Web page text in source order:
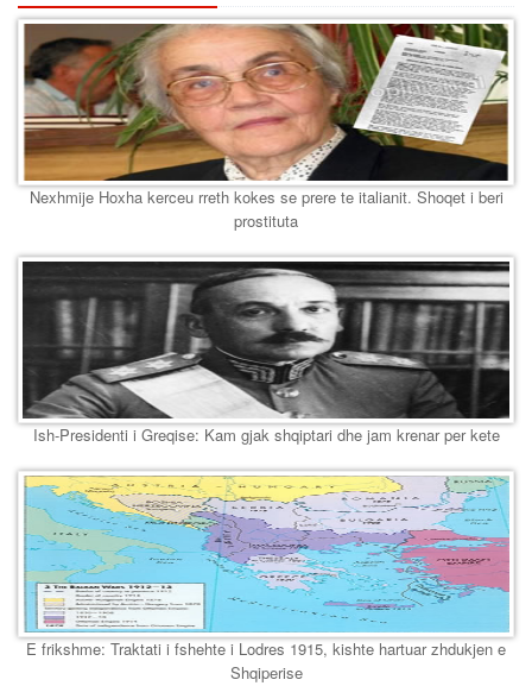
Nexhmije Hoxha kerceu rreth kokes se prere te italianit. Shoqet i beri
prostituta
Ish-Presidenti i Greqise: Kam gjak shqiptari dhe jam krenar per kete
E frikshme: Traktati i fshehte i Lodres 1915, kishte hartuar zhdukjen e
Shqiperise